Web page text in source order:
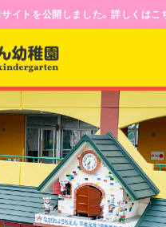
イトを公開しました。詳しくはこ
のお知らせ
いて